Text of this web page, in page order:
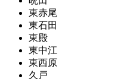
東赤尾
東石田
東殿
東中江
東西原
久戸